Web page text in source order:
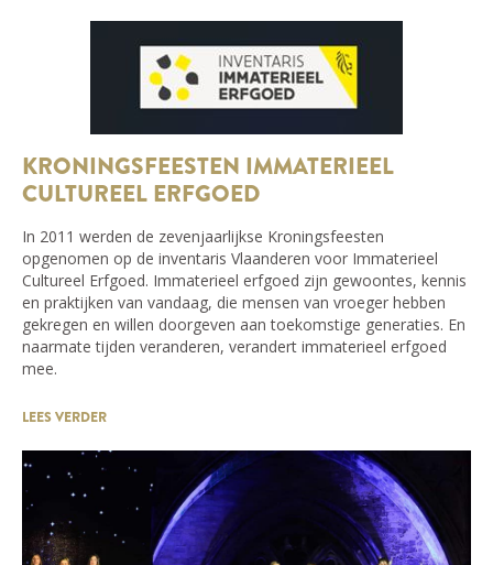
KRONINGSFEESTEN IMMATERIEEL
CULTUREEL ERFGOED
In 2011 werden de zevenjaarlijkse Kroningsfeesten
opgenomen op de inventaris Vlaanderen voor Immaterieel
Cultureel Erfgoed. Immaterieel erfgoed zijn gewoontes, kennis
en praktijken van vandaag, die mensen van vroeger hebben
gekregen en willen doorgeven aan toekomstige generaties. En
naarmate tijden veranderen, verandert immaterieel erfgoed
mee.
LEES VERDER